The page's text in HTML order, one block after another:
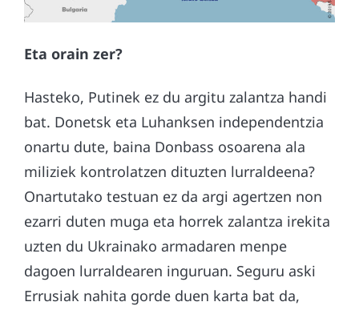
Eta orain zer?
Hasteko, Putinek ez du argitu zalantza handi
bat. Donetsk eta Luhanksen independentzia
onartu dute, baina Donbass osoarena ala
miliziek kontrolatzen dituzten lurraldeena?
Onartutako testuan ez da argi agertzen non
ezarri duten muga eta horrek zalantza irekita
uzten du Ukrainako armadaren menpe
dagoen lurraldearen inguruan. Seguru aski
Errusiak nahita gorde duen karta bat da,